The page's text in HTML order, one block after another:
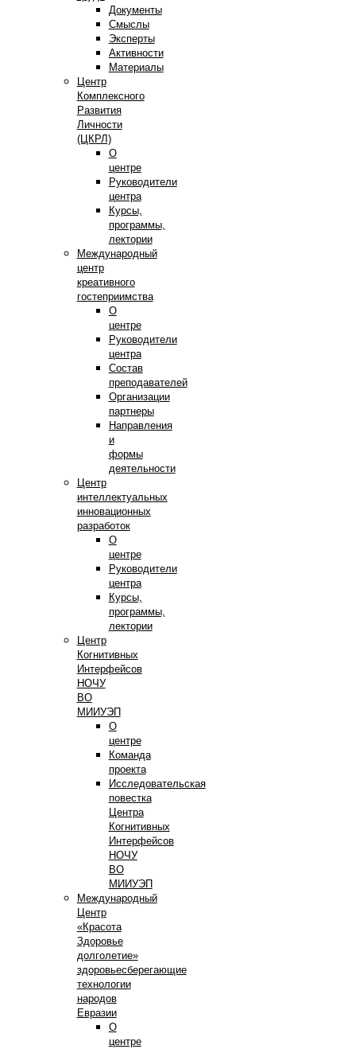
Документы
Смыслы
Эксперты
Активности
Материалы
Центр
Комплексного
Развития
Личности
(ЦКРЛ)
О
центре
Руководители
центра
Курсы,
программы,
лектории
Международный
центр
креативного
гостеприимства
О
центре
Руководители
центра
Состав
преподавателей
Организации
партнеры
Направления
и
формы
деятельности
Центр
интеллектуальных
инновационных
разработок
О
центре
Руководители
центра
Курсы,
программы,
лектории
Центр
Когнитивных
Интерфейсов
НОЧУ
ВО
МИИУЭП
О
центре
Команда
проекта
Исследовательская
повестка
Центра
Когнитивных
Интерфейсов
НОЧУ
ВО
МИИУЭП
Международный
Центр
«Красота
Здоровье
долголетие»
здоровьесберегающие
технологии
народов
Евразии
О
центре